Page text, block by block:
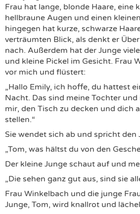
Frau hat lange, blonde Haare, eine
hellbraune Augen und einen
hingegen hat kurze, schwarze
verträumten Blick, als denkt er
nach. Außerdem hat der Junge
und kleine Pickel im Gesicht. Frau
vor mich und flüstert:
„Hallo Emily, ich hoffe, du hattest
Nacht. Das sind meine Tochter und
mir, den Tisch zu decken und dich
stellen.“
Sie wendet sich ab und spricht den
„Tom, was hältst du von den
Der kleine Junge schaut auf und
„Die sehen ganz gut aus, sind sie
Frau Winkelbach und die junge
Junge, Tom, wird knallrot und